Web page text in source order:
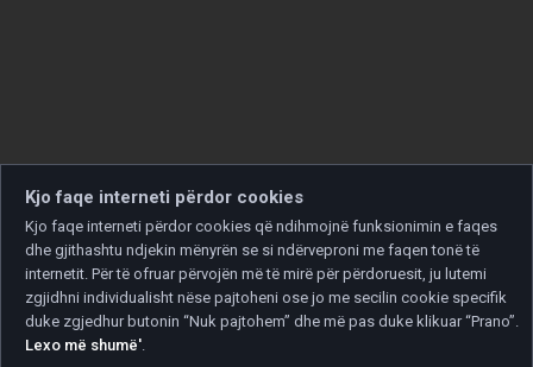
Copyright © 2026 Developed by
Kjo faqe interneti përdor cookies
Kjo faqe interneti përdor cookies që ndihmojnë funksionimin e faqes
dhe gjithashtu ndjekin mënyrën se si ndërveproni me faqen tonë të
internetit. Për të ofruar përvojën më të mirë për përdoruesit, ju lutemi
zgjidhni individualisht nëse pajtoheni ose jo me secilin cookie specifik
duke zgjedhur butonin “Nuk pajtohem” dhe më pas duke klikuar “Prano”.
Lexo më shumë'.